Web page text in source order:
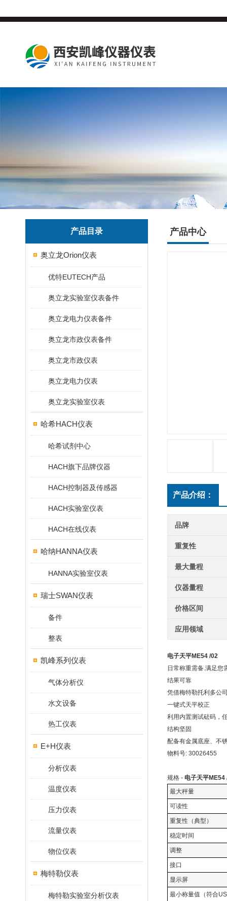
产品目录
奥立龙Orion仪表
优特EUTECH产品
奥立龙实验室仪表备件
奥立龙电力仪表备件
奥立龙市政仪表备件
奥立龙市政仪表
奥立龙电力仪表
奥立龙实验室仪表
哈希HACH仪表
哈希试剂中心
HACH旗下品牌仪器
HACH控制器及传感器
HACH实验室仪表
HACH在线仪表
哈纳HANNA仪表
HANNA实验室仪表
瑞士SWAN仪表
备件
整表
凯峰系列仪表
气体分析仪
水文设备
热工仪表
E+H仪表
分析仪表
温度仪表
压力仪表
流量仪表
物位仪表
梅特勒仪表
梅特勒实验室分析仪表
产品中心
产品介绍：
品牌
重复性
最大量程
仪器量程
价格区间
应用领域
电子天平ME54 /02
日常称重需备.满足您
结果可靠
凭借梅特勒托利多公
一键式天平校正
利用内置测试砝码，
结构坚固
配备有金属底座、不
物料号: 30026455
规格 - 电子天平ME54
最大秤量
可读性
重复性（典型）
稳定时间
调整
接口
显示屏
最小称量值（符合